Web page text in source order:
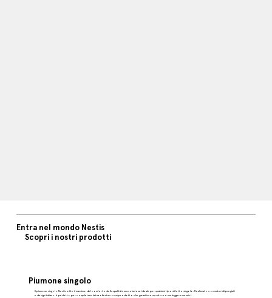
Entra nel mondo Nestis
Scopri i nostri prodotti
Piumone singolo
Il piumone singolo Nestis offre il massimo del comfort e della qualità in una soluzione ideale per qualsiasi tipo di letto singolo. Realizzato con materiali pregiati
e design italiano, è perfetto per completare la tua offerta con un prodotto che garantisce un calore e una leggerezza unici.